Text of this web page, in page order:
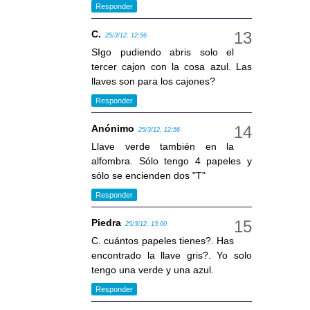
Responder
C. 25/3/12, 12:56
SIgo pudiendo abris solo el
tercer cajon con la cosa azul. Las
llaves son para los cajones?
Responder
Anónimo 25/3/12, 12:56
Llave verde también en la
alfombra. Sólo tengo 4 papeles y
sólo se encienden dos "T"
Responder
Piedra 25/3/12, 13:00
C. cuántos papeles tienes?. Has
encontrado la llave gris?. Yo solo
tengo una verde y una azul.
Responder